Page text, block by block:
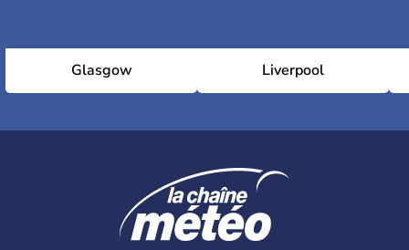
Glasgow Liverpool